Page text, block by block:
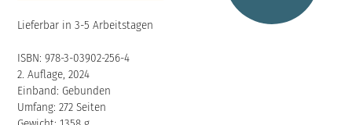
Lieferbar in 3-5 Arbeitstagen
ISBN: 978-3-03902-256-4
2. Auflage, 2024
Einband: Gebunden
Umfang: 272 Seiten